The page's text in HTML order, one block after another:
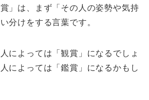
賞」は、まず「その人の姿勢や気持
分けをする言葉です。
によっては「観賞」になるでしょ
によっては「鑑賞」になるかもし